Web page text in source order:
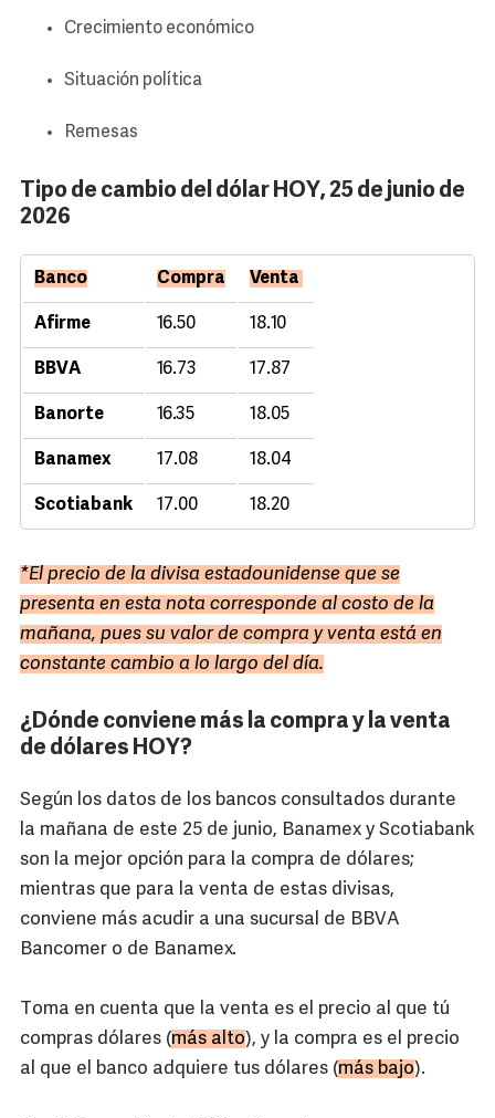
Crecimiento económico
Situación política
Remesas
Tipo de cambio del dólar HOY, 25 de junio de
2026
Banco Compra Venta
Afirme 16.50 18.10
BBVA 16.73 17.87
Banorte 16.35 18.05
Banamex 17.08 18.04
Scotiabank 17.00 18.20
*El precio de la divisa estadounidense que se
presenta en esta nota corresponde al costo de la
mañana, pues su valor de compra y venta está en
constante cambio a lo largo del día.
¿Dónde conviene más la compra y la venta
de dólares HOY?
Según los datos de los bancos consultados durante
la mañana de este 25 de junio, Banamex y Scotiabank
son la mejor opción para la compra de dólares;
mientras que para la venta de estas divisas,
conviene más acudir a una sucursal de BBVA
Bancomer o de Banamex.
Toma en cuenta que la venta es el precio al que tú
compras dólares (más alto), y la compra es el precio
al que el banco adquiere tus dólares (más bajo).